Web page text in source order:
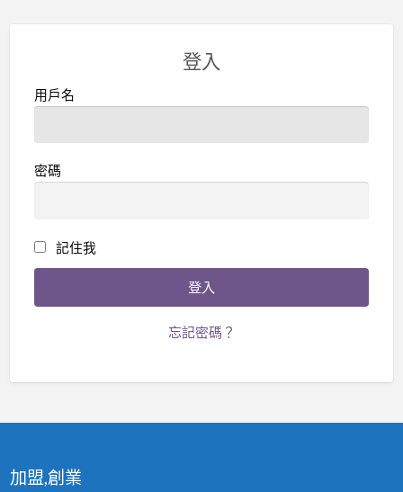
登入
用戶名
密碼
記住我
忘記密碼？
加盟,創業